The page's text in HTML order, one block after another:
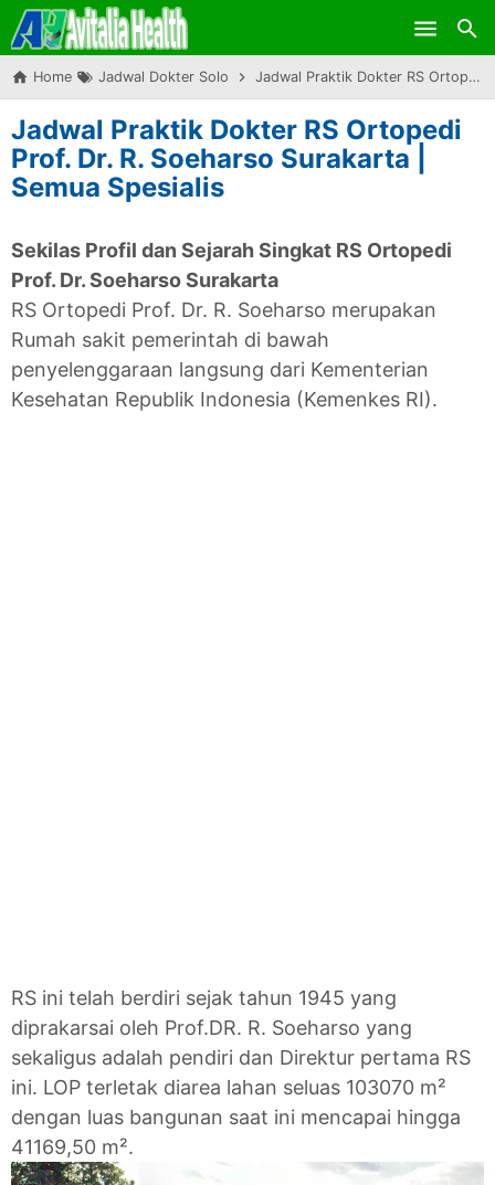
Skip to main content
Home Jadwal Dokter Solo Jadwal Praktik Dokter RS Ortopedi Prof. Dr. R. Soeharso Surakarta | Semua Spesialis
Jadwal Praktik Dokter RS Ortopedi
Prof. Dr. R. Soeharso Surakarta |
Semua Spesialis
Sekilas Profil dan Sejarah Singkat RS Ortopedi
Prof. Dr. Soeharso Surakarta
RS Ortopedi Prof. Dr. R. Soeharso merupakan
Rumah sakit pemerintah di bawah
penyelenggaraan langsung dari Kementerian
Kesehatan Republik Indonesia (Kemenkes RI).
RS ini telah berdiri sejak tahun 1945 yang
diprakarsai oleh Prof.DR. R. Soeharso yang
sekaligus adalah pendiri dan Direktur pertama RS
ini. LOP terletak diarea lahan seluas 103070 m²
dengan luas bangunan saat ini mencapai hingga
41169,50 m².